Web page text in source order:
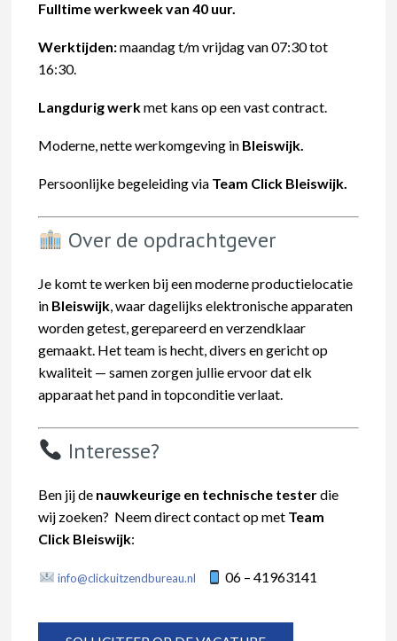
Fulltime werkweek van 40 uur.
Werktijden:maandag t/m vrijdag van 07:30 tot
16:30.
Langdurig werkmet kans op een vast contract.
Moderne, nette werkomgeving in Bleiswijk.
Persoonlijke begeleiding via Team Click Bleiswijk.
Over de opdrachtgever
Je komt te werken bij een moderne productielocatie
in Bleiswijk, waar dagelijks elektronische apparaten
worden getest, gerepareerd en verzendklaar
gemaakt. Het team is hecht, divers en gericht op
kwaliteit — samen zorgen jullie ervoor dat elk
apparaat het pand in topconditie verlaat.
Interesse?
Ben jij de nauwkeurige en technische testerdie
wij zoeken? Neem direct contact op met Team
Click Bleiswijk:
info@clickuitzendbureau.nl 06 – 41963141